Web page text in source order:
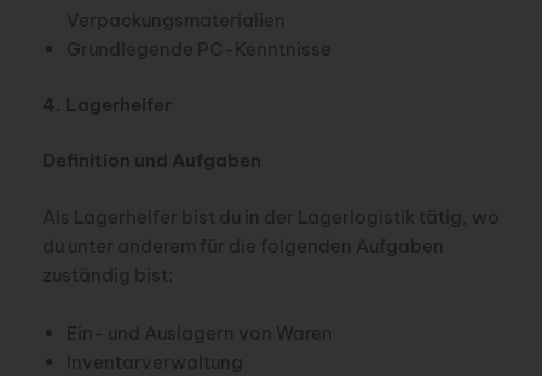
Verpackungsmaterialien
Grundlegende PC-Kenntnisse
4. Lagerhelfer
Definition und Aufgaben
Als Lagerhelfer bist du in der Lagerlogistik tätig, wo
du unter anderem für die folgenden Aufgaben
zuständig bist:
Ein- und Auslagern von Waren
Inventarverwaltung